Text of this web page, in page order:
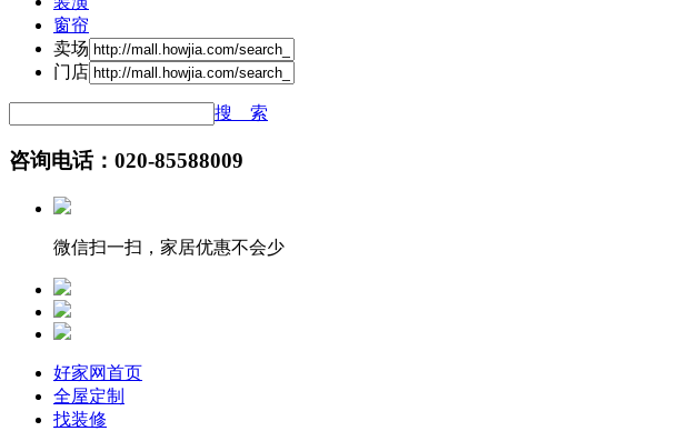
窗帘
卖场
门店
搜 索
咨询电话：020-85588009
微信扫一扫，家居优惠不会少
好家网首页
全屋定制
找装修